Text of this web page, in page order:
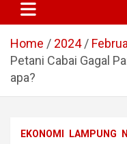
Home 2024
Petani Cabai Gagal
apa?
EKONOMI LAMPUNG